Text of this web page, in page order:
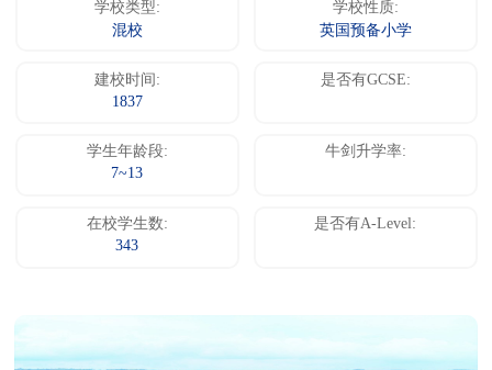
学校类型:
混校
学校性质:
英国预备小学
建校时间:
1837
是否有GCSE:
学生年龄段:
7~13
牛剑升学率:
在校学生数:
343
是否有A-Level: